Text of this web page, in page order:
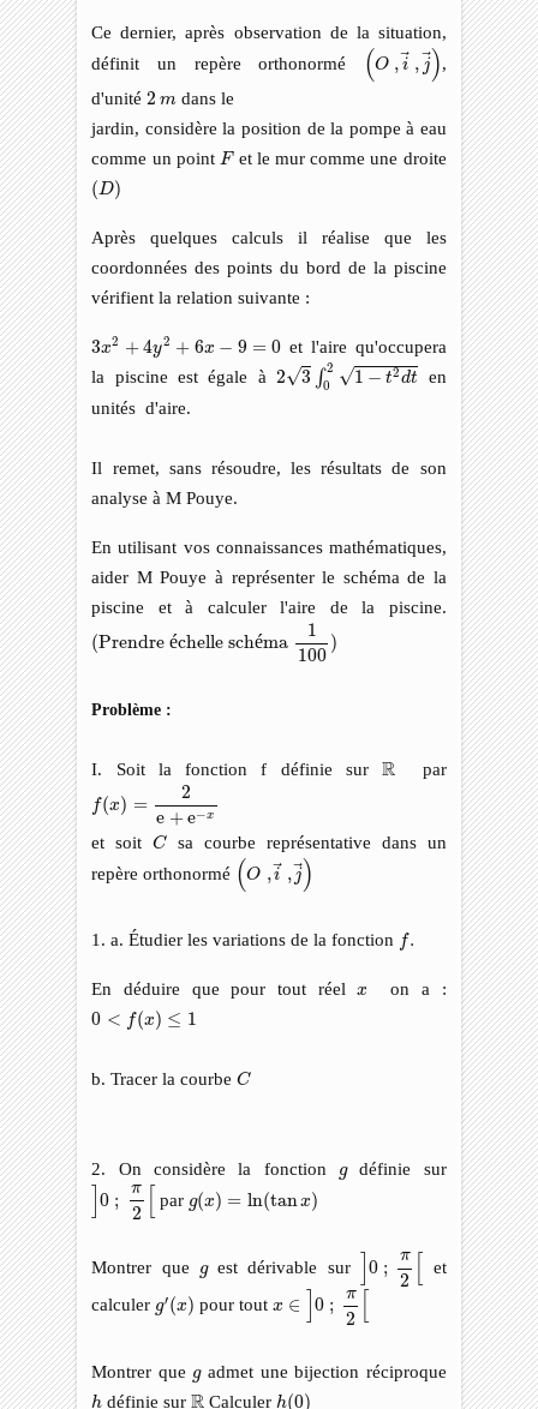
Ce dernier, après observation de la situation,
définit un repère orthonormé
(O , i , j)
O → → )
,
d'unité2 m
2
dans le
jardin, considère la position de la pompe à eau
comme un point F
Fet le mur comme une droite
(D)
( D)
Après quelques calculs il réalise que les
coordonnées des points du bord de la piscine
vérifient la relation suivante :
3x2 +4y2 + 6x − 9 = 0
3 2 y + −9
et l'aire qu'occupera
la piscine est égale à 2√3 ∫ 2
0
√1 − t2dt
02 1− 2dt
en
unités d'aire.
Il remet, sans résoudre, les résultats de son
analyse à M Pouye.
En utilisant vos connaissances mathématiques,
aider M Pouye à représenter le schéma de la
piscine et à calculer l'aire de la piscine.
(Prendre échelle schéma
1
100
)
(Prendre échelle schéma 100
Problème :
I. Soit la fonction f définie surR
R par
f(x) =
2
e +e−x
x
et soitC
Csa courbe représentative dans un
repère orthonormé (O ,i , j )
(O →, →
1. a. Étudier les variations de la fonction f.
f.
En déduire que pour tout réelx
x on a :
0 < f(x) ≤ 1
0 f( x)≤ 1
b. Tracer la courbeC
C
2. On considère la fonction g
gdéfinie sur
]0 ;
π
2
] π2[
par g(x) = ln(tan x)
( )= (tanx
Montrer que g
gest dérivable sur 0 ;
π
2
] 2[
et
calculer g′(x)
′( ) pour toutx ∈ 0 ;
π
2
0 2[
Montrer que g
gadmet une bijection réciproque
h
h définie surR
R Calculer h(0)
h (0)